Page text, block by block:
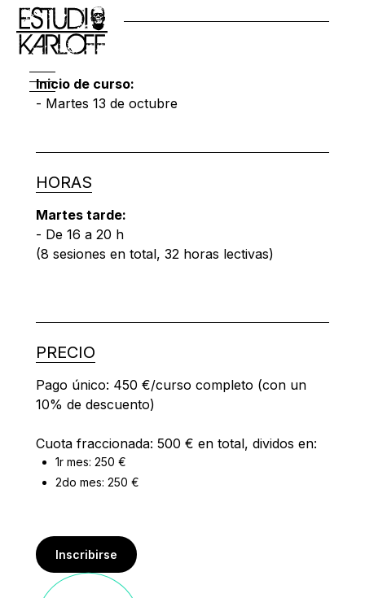
FECHAS
Inicio de curso:
- Martes 13 de octubre
HORAS
Martes tarde:
- De 16 a 20 h
(8 sesiones en total, 32 horas lectivas)
PRECIO
Pago único: 450 €/curso completo (con un
10% de descuento)
Cuota fraccionada: 500 € en total, dividos en:
1r mes: 250 €
2do mes: 250 €
Inscribirse